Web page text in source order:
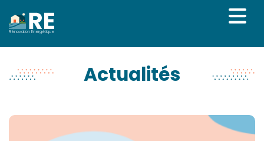
Rénovation Énergétique
Actualités